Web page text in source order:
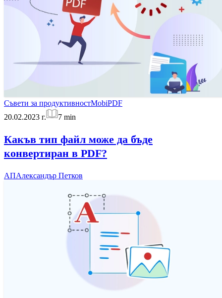
Съвети за продуктивностMobiPDF
20.02.2023 г.
7 min
Какъв тип файл може да бъде
конвертиран в PDF?
АПАлександър Петков